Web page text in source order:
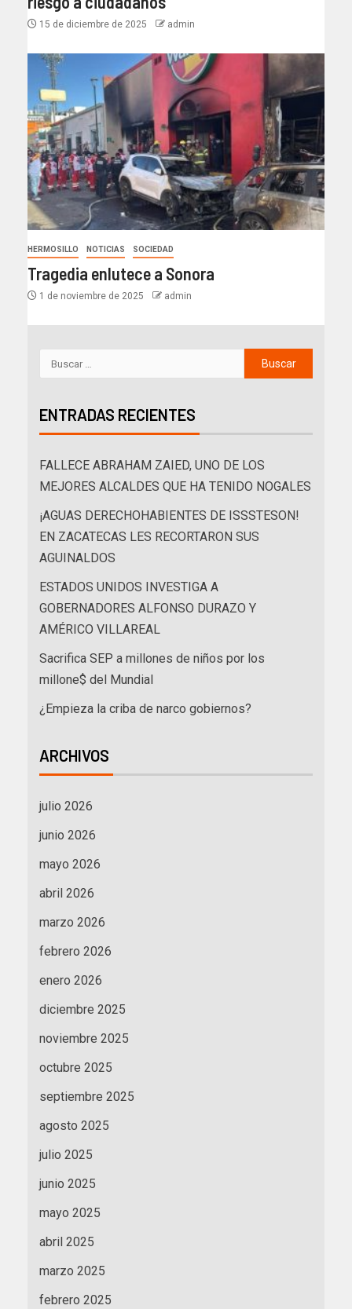
15 de diciembre de 2025 admin
HERMOSILLO NOTICIAS SOCIEDAD
Tragedia enlutece a Sonora
1 de noviembre de 2025 admin
ENTRADAS RECIENTES
FALLECE ABRAHAM ZAIED, UNO DE LOS
MEJORES ALCALDES QUE HA TENIDO NOGALES
¡AGUAS DERECHOHABIENTES DE ISSSTESON!
EN ZACATECAS LES RECORTARON SUS
AGUINALDOS
ESTADOS UNIDOS INVESTIGA A
GOBERNADORES ALFONSO DURAZO Y
AMÉRICO VILLAREAL
Sacrifica SEP a millones de niños por los
millone$ del Mundial
¿Empieza la criba de narco gobiernos?
ARCHIVOS
julio 2026
junio 2026
mayo 2026
abril 2026
marzo 2026
febrero 2026
enero 2026
diciembre 2025
noviembre 2025
octubre 2025
septiembre 2025
agosto 2025
julio 2025
junio 2025
mayo 2025
abril 2025
marzo 2025
febrero 2025